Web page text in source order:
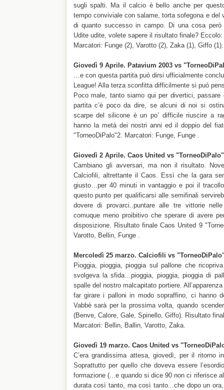
sugli spalti. Ma il calcio è bello anche per
tempo conviviale con salame, torta sofegona e del
di quanto successo in campo. Di una cosa però
Udite udite, volete sapere il risultato finale?
Marcatori: Funge (2), Varotto (2), Zaka (1), Giffo (1).
Giovedì 9 Aprile. Patavium 2003 vs
…e con questa partita può dirsi ufficialmente
League! Alla terza sconfitta difficilmente si può
Poco male, tanto siamo qui per divertici, passare
partita c’è poco da dire, se alcuni di noi si
scarpe del silicone è un po’ difficile riuscire a
hanno la metà dei nostri anni ed il doppio del
"TorneoDiPalo"2. Marcatori: Funge, Funge .
Giovedì 2 Aprile. Caos United vs "TorneoDiPalo"
Cambiano gli avversari, ma non il risultato.
Calciofili, altrettante il Caos. Essì che la gara
giusto…per 40 minuti in vantaggio e poi il
questo punto per qualificarsi alle semifinali
dovere di provarci..puntare alle tre vittorie
comuque meno proibitivo che sperare di avere
disposizione. Risultato finale Caos United 9
Varotto, Bellin, Funge .
Mercoledì 25 marzo. Calciofili vs
Pioggia, pioggia, pioggia sul pallone che
svolgeva la sfida…pioggia, pioggia, pioggia di
spalle del nostro malcapitato portiere.
far girare i palloni in modo sopraffino, ci hanno
Vabbè sarà per la prossima volta, quando
(Benve, Calore, Gale, Spinello, Giffo). Risultato
Marcatori: Bellin, Ballin, Varotto, Zaka.
Giovedì 19 marzo. Caos United vs
C’era grandissima attesa, giovedì, per il ritorno
Soprattutto per quello che doveva essere
formazione (...e quando si dice 90 non ci riferisce
durata così tanto, ma così tanto...che dopo un